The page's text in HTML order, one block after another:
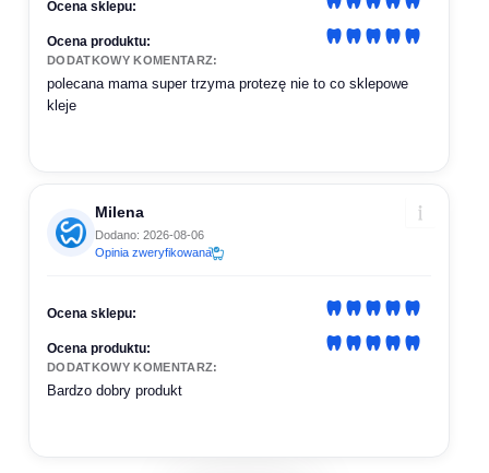
Ocena sklepu:
Ocena produktu:
DODATKOWY KOMENTARZ:
polecana mama super trzyma protezę nie to co sklepowe
kleje
Milena
Dodano: 2026-08-06
Opinia zweryfikowana
Ocena sklepu:
Ocena produktu:
DODATKOWY KOMENTARZ:
Bardzo dobry produkt